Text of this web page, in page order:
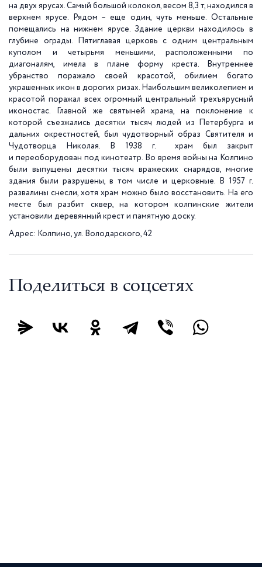
на двух ярусах. Самый большой колокол, весом 8,3 т, находился в
верхнем ярусе. Рядом – еще один, чуть меньше. Остальные
помещались на нижнем ярусе. Здание церкви находилось в
глубине ограды. Пятиглавая церковь с одним центральным
куполом и четырьмя меньшими, расположенными по
диагоналям, имела в плане форму креста. Внутреннее
убранство поражало своей красотой, обилием богато
украшенных икон в дорогих ризах. Наибольшим великолепием и
красотой поражал всех огромный центральный трехъярусный
иконостас. Главной же святыней храма, на поклонение к
которой съезжались десятки тысяч людей из Петербурга и
дальних окрестностей, был чудотворный образ Святителя и
Чудотворца Николая. В 1938 г. храм был закрыт
и переоборудован под кинотеатр. Во время войны на Колпино
были выпущены десятки тысяч вражеских снарядов, многие
здания были разрушены, в том числе и церковные. В 1957 г.
развалины снесли, хотя храм можно было восстановить. На его
месте был разбит сквер, на котором колпинские жители
установили деревянный крест и памятную доску.
Адрес: Колпино, ул. Володарского, 42
Поделиться в соцсетях